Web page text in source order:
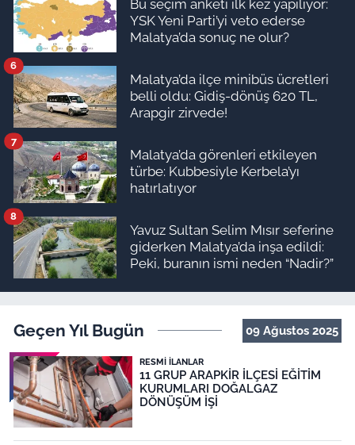
Bu seçim anketi ilk kez yapılıyor:
YSK Yeni Parti’yi veto ederse
Malatya’da sonuç ne olur?
Malatya’da ilçe minibüs ücretleri
belli oldu: Gidiş-dönüş 620 TL,
Arapgir zirvede!
6
Malatya’da görenleri etkileyen
türbe: Kubbesiyle Kerbela’yı
hatırlatıyor
7
Yavuz Sultan Selim Mısır seferine
giderken Malatya’da inşa edildi:
Peki, buranın ismi neden “Nadir?”
8
Geçen Yıl Bugün 09 Ağustos 2025
RESMI İLANLAR
11 GRUP ARAPKİR İLÇESİ EĞİTİM
KURUMLARI DOĞALGAZ
DÖNÜŞÜM İŞİ